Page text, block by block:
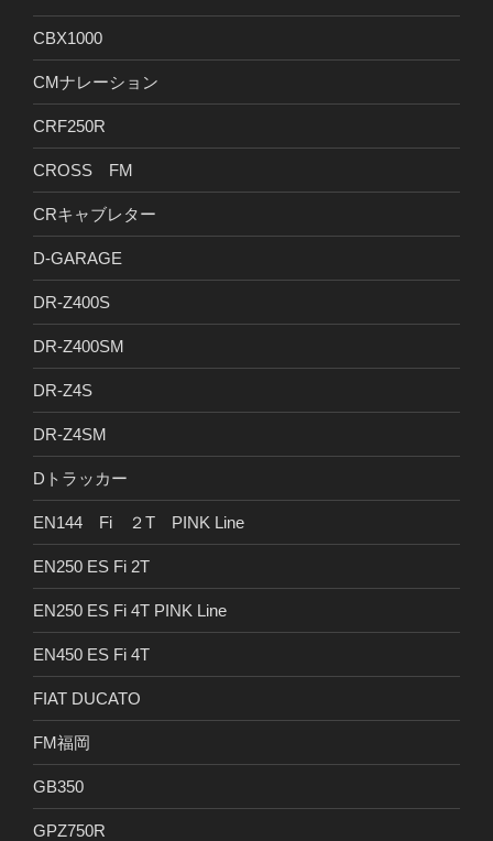
CBX1000
CMナレーション
CRF250R
CROSS FM
CRキャブレター
D-GARAGE
DR-Z400S
DR-Z400SM
DR-Z4S
DR-Z4SM
Dトラッカー
EN144 Fi ２T PINK Line
EN250 ES Fi 2T
EN250 ES Fi 4T PINK Line
EN450 ES Fi 4T
FIAT DUCATO
FM福岡
GB350
GPZ750R